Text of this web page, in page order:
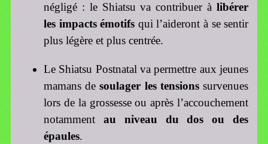
négligé : le Shiatsu va contribuer àlibérer
les impacts émotifs qui l’aideront à se sentir
plus légère et plus centrée.
Le Shiatsu Postnatal va permettre aux jeunes
mamans desoulager les tensionssurvenues
lors de la grossesse ou après l’accouchement
notamment au niveau du dos ou des
épaules.